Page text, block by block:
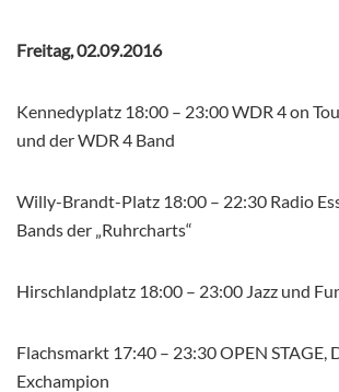
Freitag, 02.09.2016
Kennedyplatz 18:00 – 23:00 WDR 4 on
und der WDR 4 Band
Willy-Brandt-Platz 18:00 – 22:30 Radio
Bands der „Ruhrcharts“
Hirschlandplatz 18:00 – 23:00 Jazz und
Flachsmarkt 17:40 – 23:30 OPEN STAGE,
Exchampion